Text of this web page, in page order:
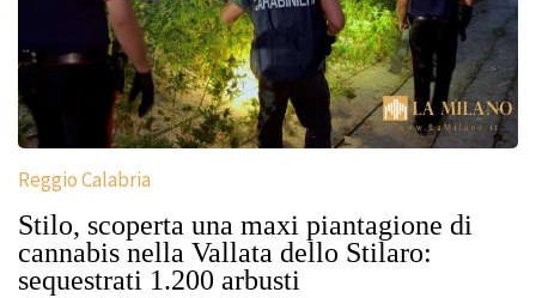
Reggio Calabria
Stilo, scoperta una maxi piantagione di
cannabis nella Vallata dello Stilaro:
sequestrati 1.200 arbusti